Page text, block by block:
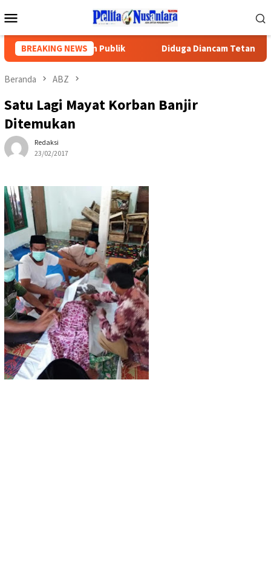
ke
Mobile
BREAKING NEWS
Keadilan Publik Diduga Diancam Tetangga,
Beranda ABZ
Satu Lagi Mayat Korban Banjir
Ditemukan
Redaksi
23/02/2017